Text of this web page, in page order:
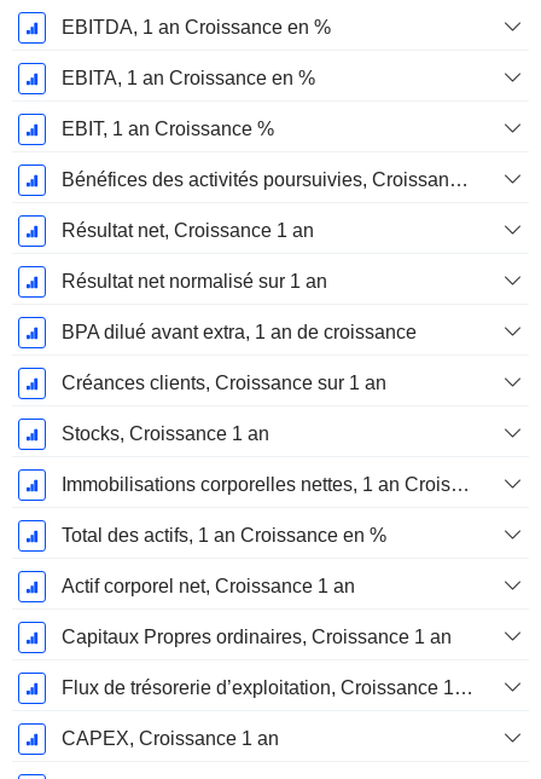
EBITDA, 1 an Croissance en %
EBITA, 1 an Croissance en %
EBIT, 1 an Croissance %
Bénéfices des activités poursuivies, Croissance 1 an
Résultat net, Croissance 1 an
Résultat net normalisé sur 1 an
BPA dilué avant extra, 1 an de croissance
Créances clients, Croissance sur 1 an
Stocks, Croissance 1 an
Immobilisations corporelles nettes, 1 an Croissance
Total des actifs, 1 an Croissance en %
Actif corporel net, Croissance 1 an
Capitaux Propres ordinaires, Croissance 1 an
Flux de trésorerie d’exploitation, Croissance 1 an
CAPEX, Croissance 1 an